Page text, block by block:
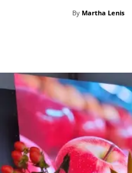
By Martha Lenis